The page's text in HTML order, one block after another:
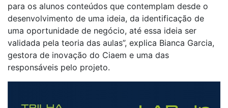
para os alunos conteúdos que contemplam desde o
desenvolvimento de uma ideia, da identificação de
uma oportunidade de negócio, até essa ideia ser
validada pela teoria das aulas”, explica Bianca Garcia,
gestora de inovação do Ciaem e uma das
responsáveis pelo projeto.